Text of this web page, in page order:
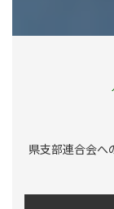
県支部連合会へ